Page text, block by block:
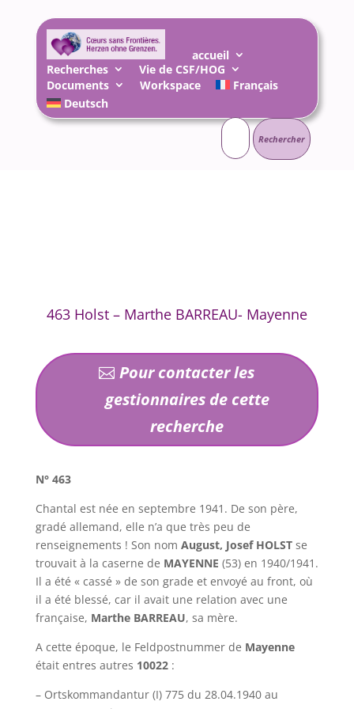
accueil
Recherches
Vie de CSF/HOG
Documents
Workspace
Français
Deutsch
Rechercher :
463 Holst – Marthe BARREAU- Mayenne
Pour contacter les
gestionnaires de cette
recherche
N° 463
Chantal est née en septembre 1941. De son père,
gradé allemand, elle n’a que très peu de
renseignements ! Son nom August, Josef HOLSTse
trouvait à la caserne de MAYENNE (53) en 1940/1941.
Il a été « cassé » de son grade et envoyé au front, où
il a été blessé, car il avait une relation avec une
française, Marthe BARREAU, sa mère.
A cette époque, le Feldpostnummer de Mayenne
était entres autres 10022:
– Ortskommandantur (I) 775 du 28.04.1940 au